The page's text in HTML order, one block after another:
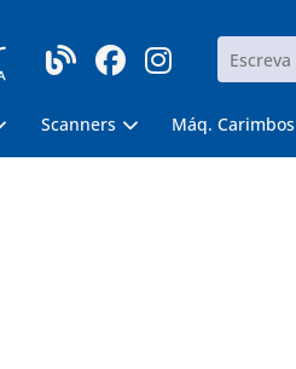
Scanners Máq. Carimbos